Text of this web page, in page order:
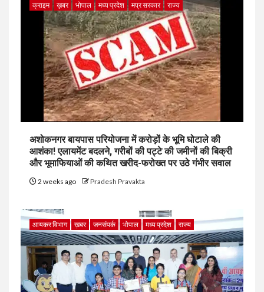
क्राइम ख़बर भोपाल मध्य प्रदेश मप्र सरकार राज्य
अशोकनगर बायपास परियोजना में करोड़ों के भूमि घोटाले की
आशंका! एलायमेंट बदलने, गरीबों की पट्टे की जमीनों की बिक्री
और भूमाफियाओं की कथित खरीद-फरोख्त पर उठे गंभीर सवाल
2 weeks ago Pradesh Pravakta
आयकर विभाग ख़बर जनसंपर्क भोपाल मध्य प्रदेश राज्य